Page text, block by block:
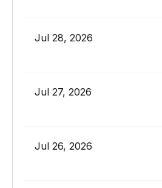
Jul 28, 2026
Jul 27, 2026
Jul 26, 2026